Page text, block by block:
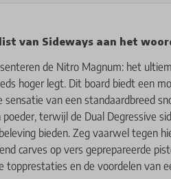
van Sideways aan het
de Nitro Magnum: het
hoger legt. Dit board biedt een
sensatie van een standaardbreed
terwijl de Dual Degressive
bieden. Zeg vaarwel tegen
carves op vers geprepareerde
topprestaties en de voordelen van